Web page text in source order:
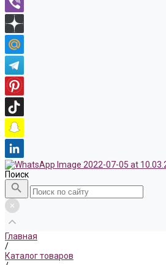
Поиск
Главная
/
Каталог товаров